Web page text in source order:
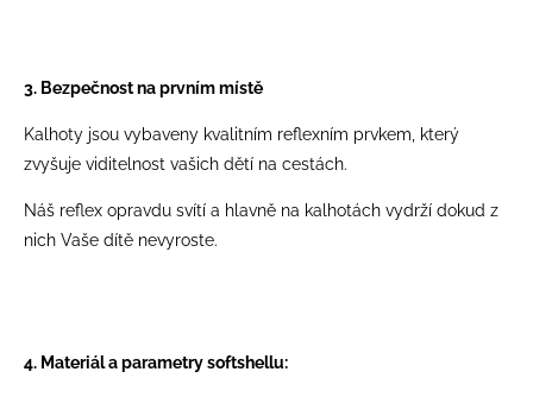
3. Bezpečnost na prvním místě
Kalhoty jsou vybaveny kvalitním reflexním prvkem, který
zvyšuje viditelnost vašich dětí na cestách.
Náš reflex opravdu svítí a hlavně na kalhotách vydrží dokud z
nich Vaše dítě nevyroste.
4. Materiál a parametry softshellu: